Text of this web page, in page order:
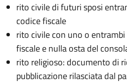
rito civile di futuri sposi
codice fiscale
rito civile con uno o
fiscale e nulla osta del
rito religioso: documento di
pubblicazione rilasciata dal